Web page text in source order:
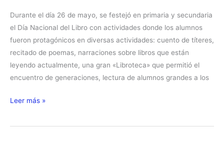
Durante el día 26 de mayo, se festejó en primaria y secundaria
el Día Nacional del Libro con actividades donde los alumnos
fueron protagónicos en diversas actividades: cuento de títeres,
recitado de poemas, narraciones sobre libros que están
leyendo actualmente, una gran «Libroteca» que permitió el
encuentro de generaciones, lectura de alumnos grandes a los
Día
Libro
Leer más »